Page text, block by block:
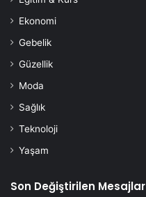
Ekonomi
Gebelik
Güzellik
Moda
Sağlık
Teknoloji
Yaşam
Son Değiştirilen Mesajlar